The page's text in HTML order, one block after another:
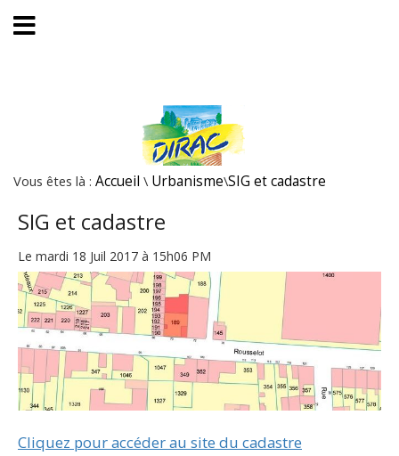
Vous êtes là : Accueil \ Urbanisme\SIG et cadastre
SIG et cadastre
Le mardi 18 Juil 2017 à 15h06 PM
Cliquez pour accéder au site du cadastre